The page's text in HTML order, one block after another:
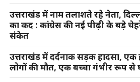
उत्तराखंड में नाम तलाशते रहे नेता,
का कद : कांग्रेस की नई पीढ़ी के बड़े
संकेत
उत्तराखंड में दर्दनाक सड़क हादसा, एक
लोगों की मौत, एक बच्चा गंभीर रूप से